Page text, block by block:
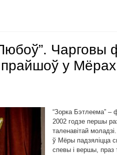
Чарговы
прайшоў у
“Зорка Бэтлеема” –
2002 годзе першы
таленавітай
ў Мёры падзяліцца
спевы і вершы, праз